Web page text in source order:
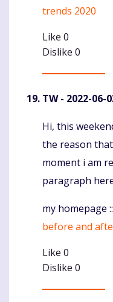
trends 2020
Like 0
Dislike 0
TW- 2022-06-
Komentaras
Hi, this
the reason
moment i am
paragraph
my homepage ::
before and
Like 0
Dislike 0